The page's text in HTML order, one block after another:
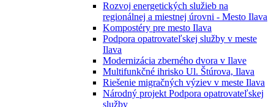
Rozvoj energetických služieb na
regionálnej a miestnej úrovni - Mesto Ilava
Kompostéry pre mesto Ilava
Podpora opatrovateľskej služby v meste
Ilava
Modernizácia zberného dvora v Ilave
Multifunkčné ihrisko Ul. Štúrova, Ilava
Riešenie migračných výziev v meste Ilava
Národný projekt Podpora opatrovateľskej
služby